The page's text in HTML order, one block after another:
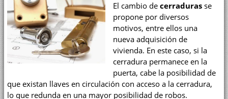
El cambio de cerraduras se
propone por diversos
motivos, entre ellos una
nueva adquisición de
vivienda. En este caso, si la
cerradura permanece en la
puerta, cabe la posibilidad de
que existan llaves en circulación con acceso a la cerradura,
lo que redunda en una mayor posibilidad de robos.